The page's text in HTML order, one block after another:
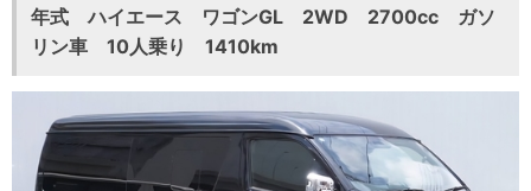
年式 ハイエース ワゴンGL 2WD 2700cc ガソ
リン車 10人乗り 1410km